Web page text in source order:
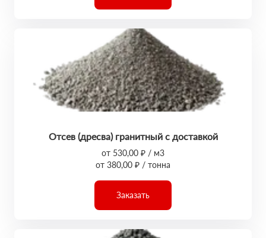
Отсев (дресва) гранитный с доставкой
от 530,00 ₽ / м3
от 380,00 ₽ / тонна
Заказать